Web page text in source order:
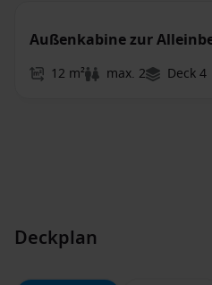
Außenkabine zur
12 m² max. 2 Deck 4
Deckplan